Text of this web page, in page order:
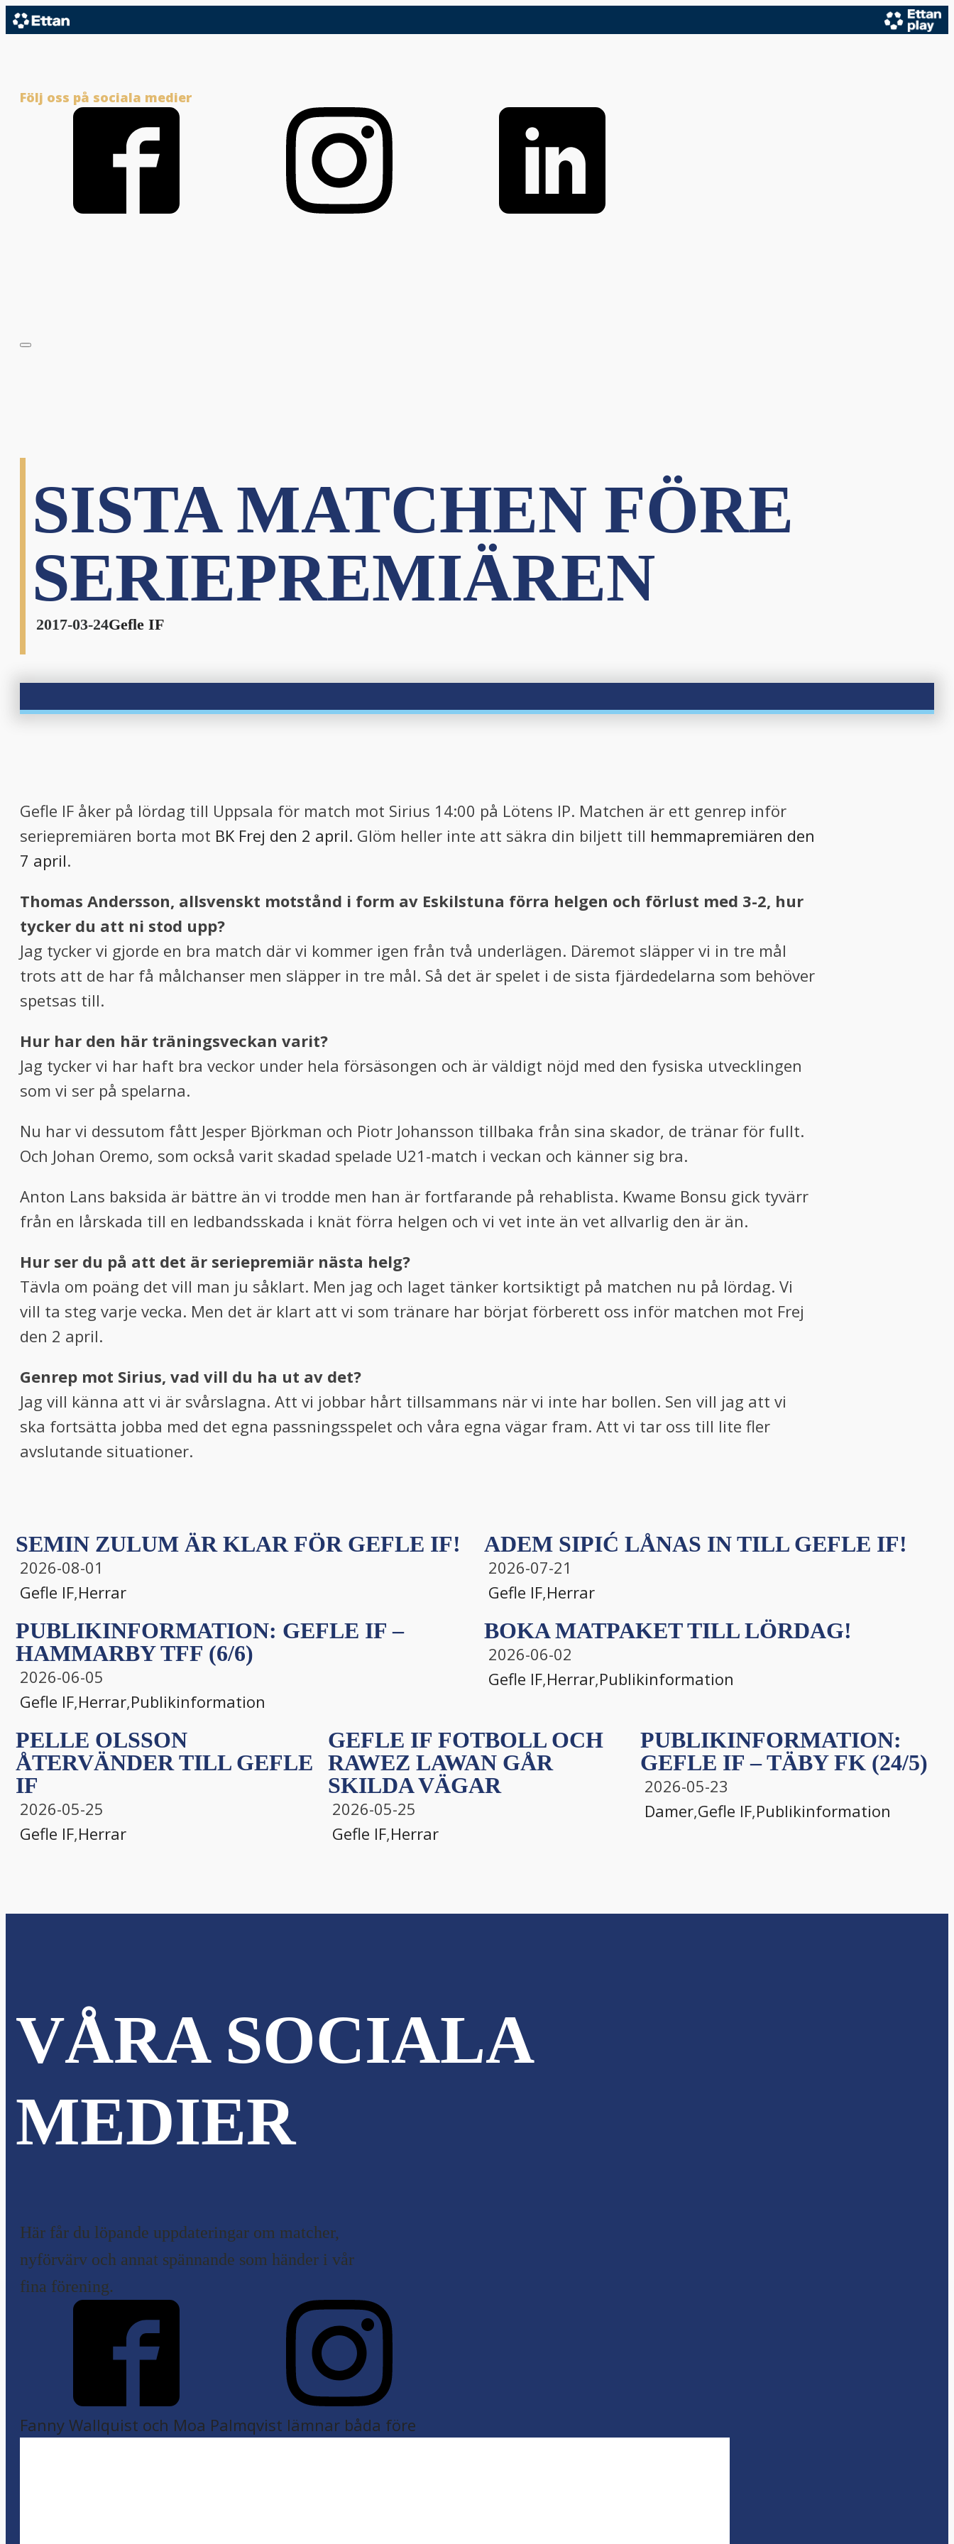
Följ oss på sociala medier
SISTA MATCHEN FÖRE
SERIEPREMIÄREN
2017-03-24Gefle IF
Gefle IF åker på lördag till Uppsala för match mot Sirius 14:00 på Lötens IP. Matchen är ett genrep inför
seriepremiären borta mot BK Frej den 2 april. Glöm heller inte att säkra din biljett till hemmapremiären den
7 april.
Thomas Andersson, allsvenskt motstånd i form av Eskilstuna förra helgen och förlust med 3-2, hur
tycker du att ni stod upp?
Jag tycker vi gjorde en bra match där vi kommer igen från två underlägen. Däremot släpper vi in tre mål
trots att de har få målchanser men släpper in tre mål. Så det är spelet i de sista fjärdedelarna som behöver
spetsas till.
Hur har den här träningsveckan varit?
Jag tycker vi har haft bra veckor under hela försäsongen och är väldigt nöjd med den fysiska utvecklingen
som vi ser på spelarna.
Nu har vi dessutom fått Jesper Björkman och Piotr Johansson tillbaka från sina skador, de tränar för fullt.
Och Johan Oremo, som också varit skadad spelade U21-match i veckan och känner sig bra.
Anton Lans baksida är bättre än vi trodde men han är fortfarande på rehablista. Kwame Bonsu gick tyvärr
från en lårskada till en ledbandsskada i knät förra helgen och vi vet inte än vet allvarlig den är än.
Hur ser du på att det är seriepremiär nästa helg?
Tävla om poäng det vill man ju såklart. Men jag och laget tänker kortsiktigt på matchen nu på lördag. Vi
vill ta steg varje vecka. Men det är klart att vi som tränare har börjat förberett oss inför matchen mot Frej
den 2 april.
Genrep mot Sirius, vad vill du ha ut av det?
Jag vill känna att vi är svårslagna. Att vi jobbar hårt tillsammans när vi inte har bollen. Sen vill jag att vi
ska fortsätta jobba med det egna passningsspelet och våra egna vägar fram. Att vi tar oss till lite fler
avslutande situationer.
SEMIN ZULUM ÄR KLAR FÖR GEFLE IF!
2026-08-01
Gefle IF,Herrar
ADEM SIPIĆ LÅNAS IN TILL GEFLE IF!
2026-07-21
Gefle IF,Herrar
PUBLIKINFORMATION: GEFLE IF –
HAMMARBY TFF (6/6)
2026-06-05
Gefle IF,Herrar,Publikinformation
BOKA MATPAKET TILL LÖRDAG!
2026-06-02
Gefle IF,Herrar,Publikinformation
PELLE OLSSON
ÅTERVÄNDER TILL GEFLE
IF
2026-05-25
Gefle IF,Herrar
GEFLE IF FOTBOLL OCH
RAWEZ LAWAN GÅR
SKILDA VÄGAR
2026-05-25
Gefle IF,Herrar
PUBLIKINFORMATION:
GEFLE IF – TÄBY FK (24/5)
2026-05-23
Damer,Gefle IF,Publikinformation
VÅRA SOCIALA
MEDIER
Här får du löpande uppdateringar om matcher,
nyförvärv och annat spännande som händer i vår
fina förening.
Fanny Wallquist och Moa Palmqvist lämnar båda före